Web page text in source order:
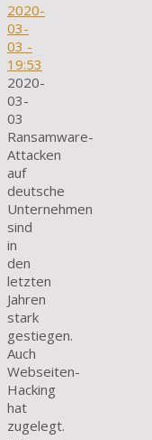
2020-
03-
03 -
19:53
2020-
03-
03
Ransamware-
Attacken
auf
deutsche
Unternehmen
sind
in
den
letzten
Jahren
stark
gestiegen.
Auch
Webseiten-
Hacking
hat
zugelegt.